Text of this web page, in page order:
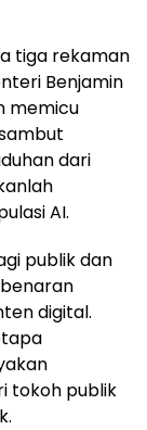
tiga rekaman
Benjamin
memicu
dari
AI.
publik dan
digital.
tokoh publik